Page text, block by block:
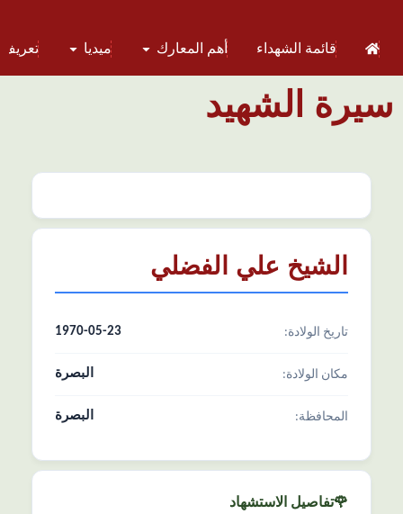
قائمة الشهداء أهم المعارك ميديا تعريف
سيرة الشهيد
الشيخ علي الفضلي
تاریخ الولادة: 1970-05-23
مکان الولادة: البصرة
المحافظة: البصرة
🌹تفاصیل الاستشهاد